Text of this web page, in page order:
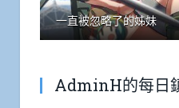
一直被忽略了的姊妹
AdminH的每日